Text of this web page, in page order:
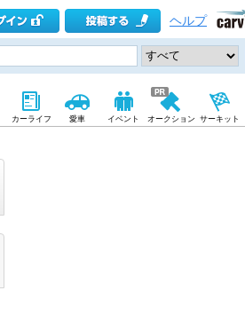
ヘルプ
カーライフ 愛車 イベント オークション サーキット